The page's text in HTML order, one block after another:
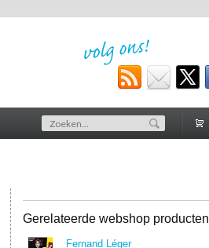
Gerelateerde webshop producten
Fernand Léger